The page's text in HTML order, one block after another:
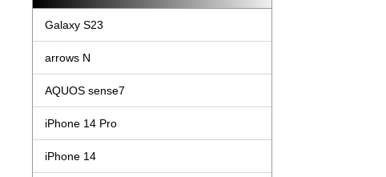
Galaxy S23
arrows N
AQUOS sense7
iPhone 14 Pro
iPhone 14